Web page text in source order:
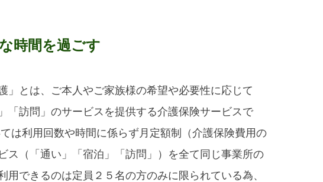
時間を過ごす
」とは、ご本人やご家族様の希望や必要性に応じて
「訪問」のサービスを提供する介護保険サービスで
は利用回数や時間に係らず月定額制（介護保険費用の
ス（「通い」「宿泊」「訪問」）を全て同じ事業所の
用できるのは定員２５名の方のみに限られている為、